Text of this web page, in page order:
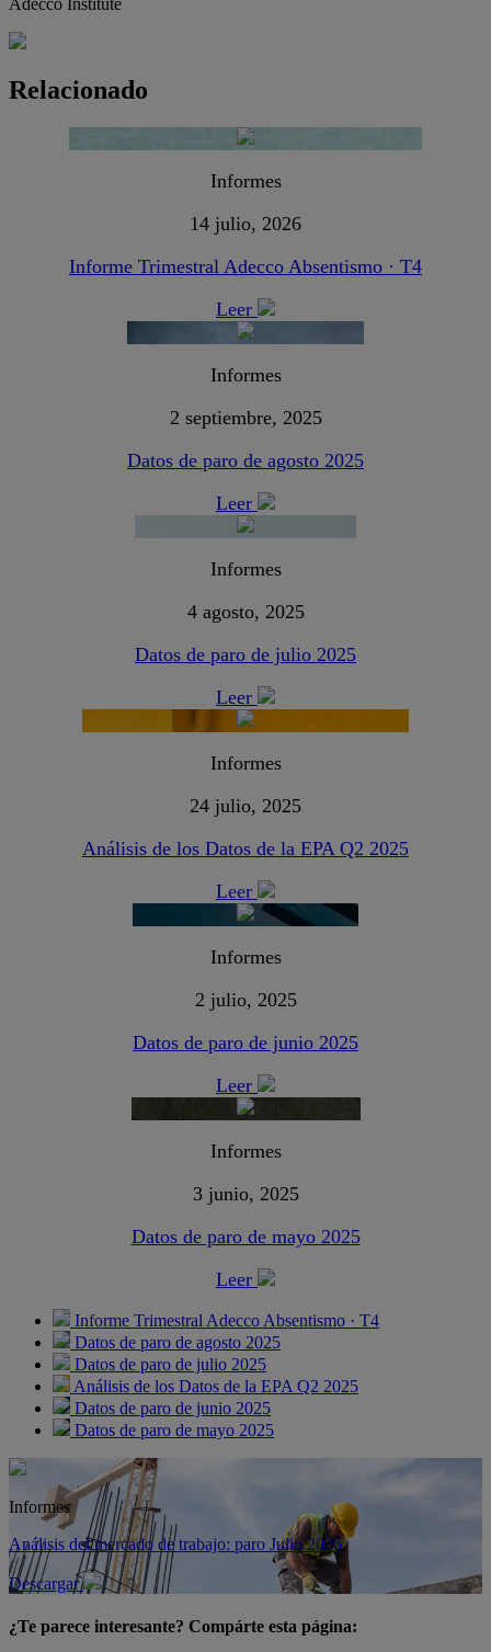
Adecco Institute
Relacionado
Informes
14 julio, 2026
Informe Trimestral Adecco Absentismo · T4
Leer
Informes
2 septiembre, 2025
Datos de paro de agosto 2025
Leer
Informes
4 agosto, 2025
Datos de paro de julio 2025
Leer
Informes
24 julio, 2025
Análisis de los Datos de la EPA Q2 2025
Leer
Informes
2 julio, 2025
Datos de paro de junio 2025
Leer
Informes
3 junio, 2025
Datos de paro de mayo 2025
Leer
Informe Trimestral Adecco Absentismo · T4
Datos de paro de agosto 2025
Datos de paro de julio 2025
Análisis de los Datos de la EPA Q2 2025
Datos de paro de junio 2025
Datos de paro de mayo 2025
Informes
Análisis del mercado de trabajo: paro Julio 2026
Descargar
¿Te parece interesante? Compárte esta página: